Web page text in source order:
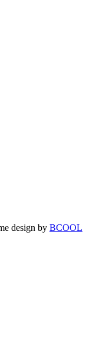
design by BCOOL